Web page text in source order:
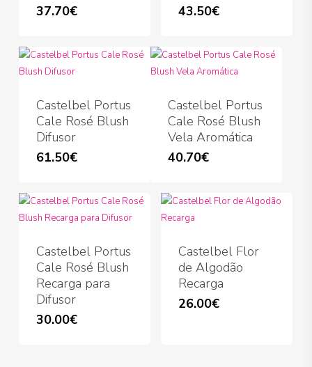
37.70€
43.50€
Castelbel Portus
Cale Rosé Blush
Difusor
61.50€
Castelbel Portus
Cale Rosé Blush
Vela Aromática
40.70€
Castelbel Portus
Cale Rosé Blush
Recarga para
Difusor
30.00€
Castelbel Flor
de Algodão
Recarga
26.00€